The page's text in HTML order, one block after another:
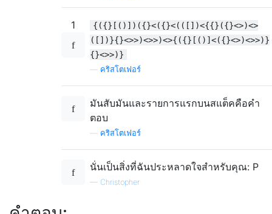
1
{({}[()])({}<({}<(([])<{{}({}<>)<>
([])}{}<>>)<>>)<>{({}[()]<({}<>)<>>)}
{}<>>)}
คริสโตเฟอร์
มันสับมันและรายการแรกบนสแต็คคือคำ
ตอบ
คริสโตเฟอร์
นั่นเป็นสิ่งที่ฉันประหลาดใจสำหรับคุณ: P
— Christopher